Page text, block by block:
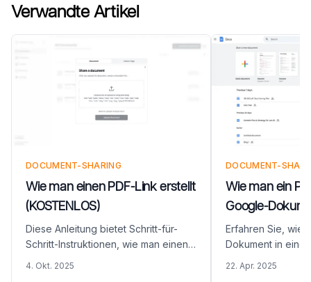
Verwandte Artikel
DOCUMENT-SHARING
Wie man einen PDF-Link erstellt
(KOSTENLOS)
Diese Anleitung bietet Schritt-für-
Schritt-Instruktionen, wie man einen
4. Okt. 2025
DOCUMENT-
Wie man ein
Google-
Erfahren Sie, wie
Dokument in
Anleitung bietet
22. Apr. 2025